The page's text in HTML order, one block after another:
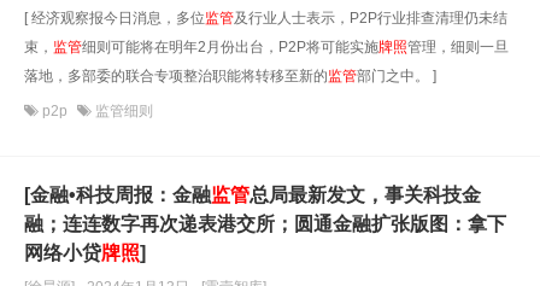
[ 经济观察报今日消息，多位监管及行业人士表示，P2P行业排查清理仍未结
束， 监管细则可能将在明年2月份出台，P2P将可能实施牌照管理，细则一旦
落地，多部委的联合专项整治职能将转移至新的监管部门之中。 ]
p2p 监管细则
[金融•科技周报：金融监管总局最新发文，事关科技金
融；连连数字再次递表港交所；圆通金融扩张版图：拿下
网络小贷牌照]